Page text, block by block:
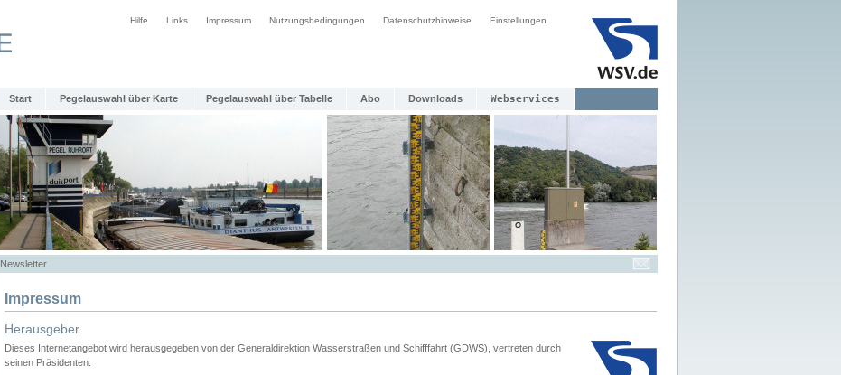
Hilfe Links Impressum Nutzungsbedingungen Datenschutzhinweise Einstellungen
Start Pegelauswahl über Karte Pegelauswahl über Tabelle Abo Downloads Webservices
Newsletter
Impressum
Herausgeber
Dieses Internetangebot wird herausgegeben von der Generaldirektion Wasserstraßen und Schifffahrt (GDWS), vertreten durch
seinen Präsidenten.